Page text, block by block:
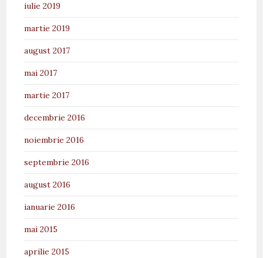
iulie 2019
martie 2019
august 2017
mai 2017
martie 2017
decembrie 2016
noiembrie 2016
septembrie 2016
august 2016
ianuarie 2016
mai 2015
aprilie 2015